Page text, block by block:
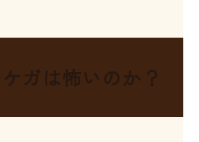
ケガは怖いのか？